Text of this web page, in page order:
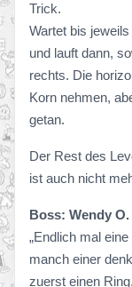
Trick.
Wartet bis
und lauft dann,
rechts. Die
Korn nehmen,
getan.
Der Rest des
ist auch nicht
Boss: Wendy
„Endlich mal
manch einer
zuerst einen